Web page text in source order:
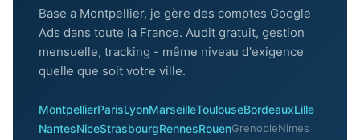
Base a Montpellier, je gère des comptes Google
Ads dans toute la France. Audit gratuit, gestion
mensuelle, tracking - même niveau d'exigence
quelle que soit votre ville.
MontpellierParisLyonMarseilleToulouseBordeauxLille
NantesNiceStrasbourgRennesRouenGrenobleNimes